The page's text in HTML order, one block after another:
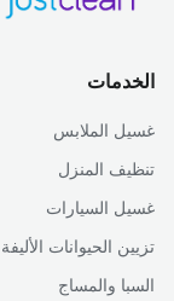
الخدمات
غسيل الملابس
تنظيف المنزل
غسيل السيارات
تزيين الحيوانات الأليفة
السبا والمساج